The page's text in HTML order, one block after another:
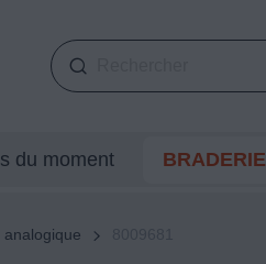
du moment BRADERIE
analogique